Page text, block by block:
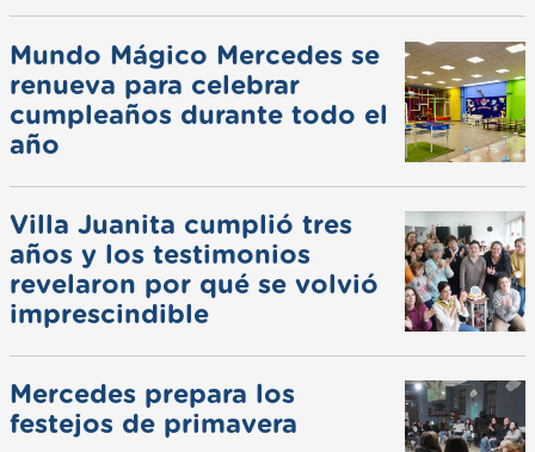
Mundo Mágico Mercedes se
renueva para celebrar
cumpleaños durante todo el
año
Villa Juanita cumplió tres
años y los testimonios
revelaron por qué se volvió
imprescindible
Mercedes prepara los
festejos de primavera